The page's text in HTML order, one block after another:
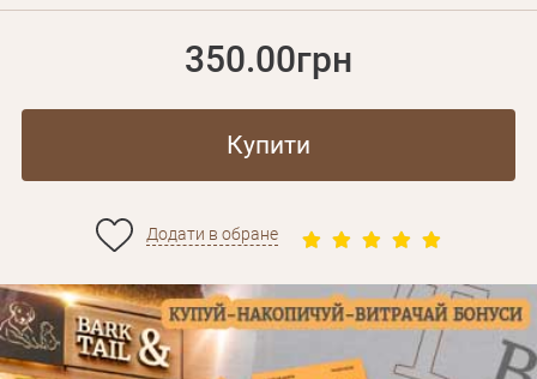
350.00грн
Купити
Додати в обране